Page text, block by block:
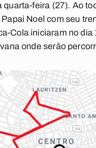
feira (27). Ao
Noel com seu
Cola iniciaram no
onde serão